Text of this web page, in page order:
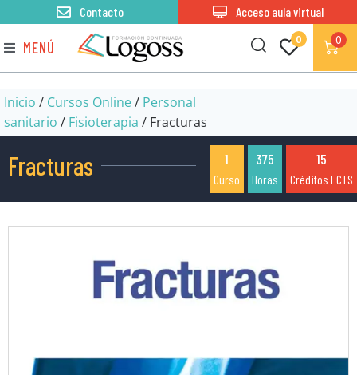
MENÚ 0 0
Contacto Acceso aula virtual
Inicio / Cursos Online/ Personal
sanitario / Fisioterapia / Fracturas
Fracturas 1
Curso
375
Horas
15
Créditos ECTS